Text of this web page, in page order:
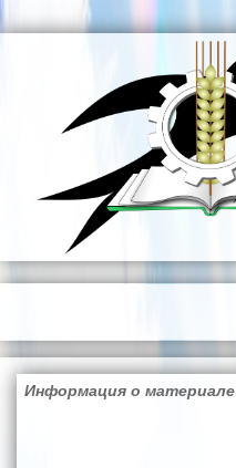
Информация о материале